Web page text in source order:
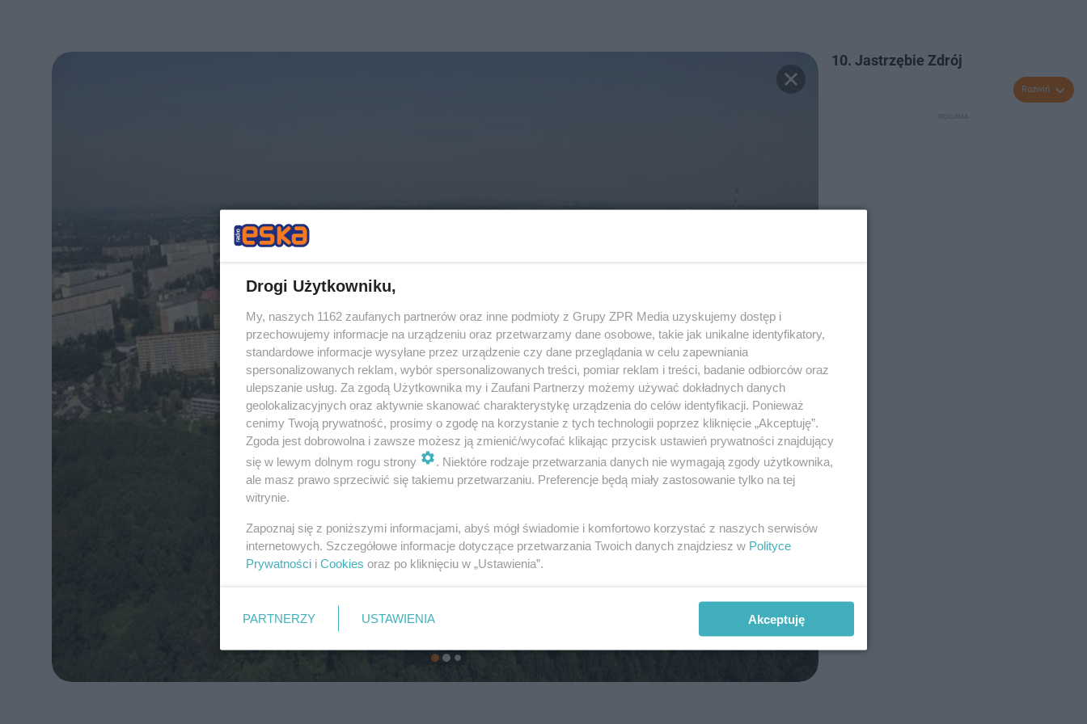
10. Jastrzębie Zdrój
Rozwiń
Drogi Użytkowniku,
My, naszych 1162 zaufanych partnerów oraz inne podmioty z Grupy ZPR Media uzyskujemy dostęp i
przechowujemy informacje na urządzeniu oraz przetwarzamy dane osobowe, takie jak unikalne identyfikatory,
standardowe informacje wysyłane przez urządzenie czy dane przeglądania w celu zapewniania
spersonalizowanych reklam, wybór spersonalizowanych treści, pomiar reklam i treści, badanie odbiorców oraz
ulepszanie usług. Za zgodą Użytkownika my i Zaufani Partnerzy możemy używać dokładnych danych
geolokalizacyjnych oraz aktywnie skanować charakterystykę urządzenia do celów identyfikacji. Ponieważ
cenimy Twoją prywatność, prosimy o zgodę na korzystanie z tych technologii poprzez kliknięcie „Akceptuję”.
Zgoda jest dobrowolna i zawsze możesz ją zmienić/wycofać klikając przycisk ustawień prywatności znajdujący
się w lewym dolnym rogu strony
. Niektóre rodzaje przetwarzania danych nie wymagają zgody użytkownika,
ale masz prawo sprzeciwić się takiemu przetwarzaniu. Preferencje będą miały zastosowanie tylko na tej
witrynie.
Zapoznaj się z poniższymi informacjami, abyś mógł świadomie i komfortowo korzystać z naszych serwisów
internetowych. Szczegółowe informacje dotyczące przetwarzania Twoich danych znajdziesz w Polityce
Prywatności i Cookies oraz po kliknięciu w „Ustawienia”.
PARTNERZY USTAWIENIA Akceptuję